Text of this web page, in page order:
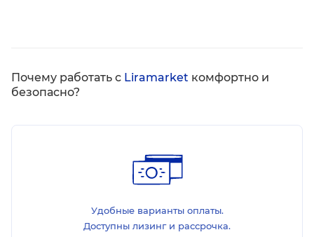
Почему работать с Liramarket комфортно и
безопасно?
Удобные варианты оплаты.
Доступны лизинг и рассрочка.